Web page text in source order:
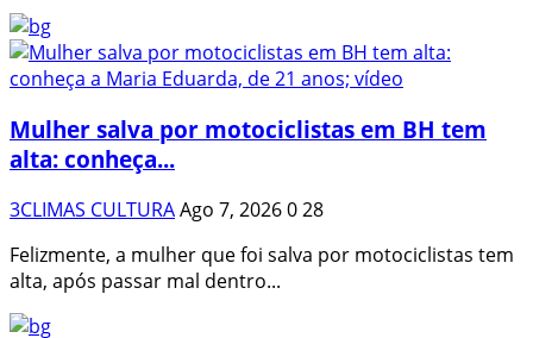
Mulher salva por motociclistas em BH tem
alta: conheça...
3CLIMAS CULTURAAgo 7, 2026028
Felizmente, a mulher que foi salva por motociclistas tem
alta, após passar mal dentro...